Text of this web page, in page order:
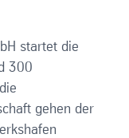
startet die
300
gehen der